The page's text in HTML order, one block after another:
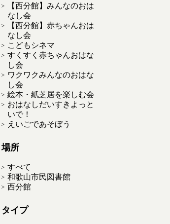
【西分館】みんなのおは
なし会
【西分館】赤ちゃんおは
なし会
こどもシネマ
すくすく赤ちゃんおはな
し会
ワクワクみんなのおはな
し会
絵本・紙芝居を楽しむ会
おはなしだいすきよっと
いで！
えいごであそぼう
場所
すべて
和歌山市民図書館
西分館
タイプ